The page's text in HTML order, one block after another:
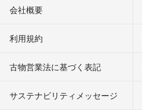
会社概要
利用規約
古物営業法に基づく表記
サステナビリティメッセージ